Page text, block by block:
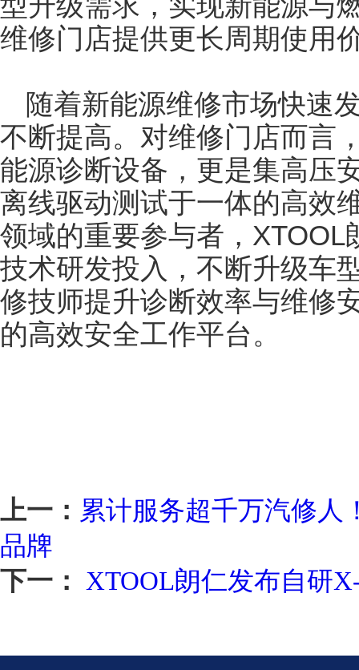
维修门店提供更长周期使用
随着新能源维修市场快速
不断提高。对维修门店而言
能源诊断设备，更是集高压
离线驱动测试于一体的高效
领域的重要参与者，
技术研发投入，不断升级车
修技师提升诊断效率与维修
的高效安全工作平台。
上一： 累计服务超千万汽修人
品牌
下一：
XTOOL朗仁发布自研